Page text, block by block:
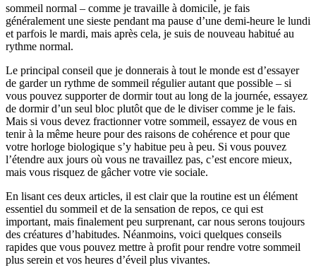
sommeil normal – comme je travaille à domicile, je fais
généralement une sieste pendant ma pause d’une demi-heure le lundi
et parfois le mardi, mais après cela, je suis de nouveau habitué au
rythme normal.
Le principal conseil que je donnerais à tout le monde est d’essayer
de garder un rythme de sommeil régulier autant que possible – si
vous pouvez supporter de dormir tout au long de la journée, essayez
de dormir d’un seul bloc plutôt que de le diviser comme je le fais.
Mais si vous devez fractionner votre sommeil, essayez de vous en
tenir à la même heure pour des raisons de cohérence et pour que
votre horloge biologique s’y habitue peu à peu. Si vous pouvez
l’étendre aux jours où vous ne travaillez pas, c’est encore mieux,
mais vous risquez de gâcher votre vie sociale.
En lisant ces deux articles, il est clair que la routine est un élément
essentiel du sommeil et de la sensation de repos, ce qui est
important, mais finalement peu surprenant, car nous serons toujours
des créatures d’habitudes. Néanmoins, voici quelques conseils
rapides que vous pouvez mettre à profit pour rendre votre sommeil
plus serein et vos heures d’éveil plus vivantes.